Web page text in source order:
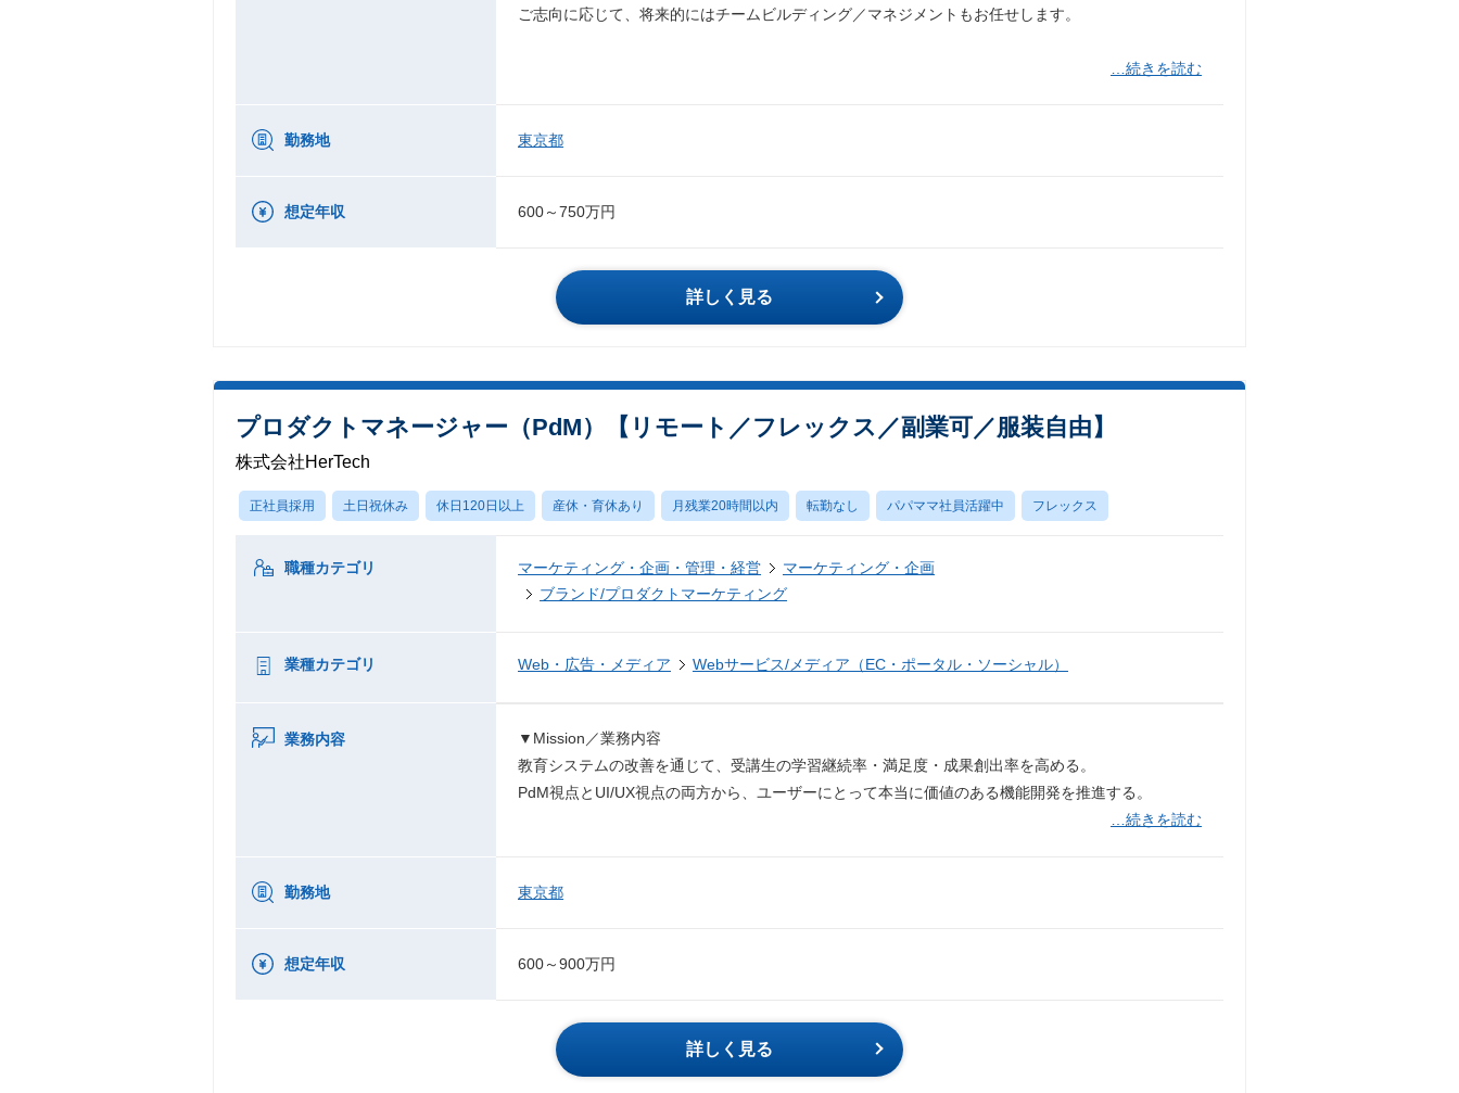
ご志向に応じて、将来的にはチームビルディング／マネジメントもお任せします。
…続きを読む
勤務地 東京都
想定年収 600～750万円
詳しく見る
プロダクトマネージャー（PdM）【リモート／フレックス／副業可／服装自由】
株式会社HerTech
正社員採用 土日祝休み 休日120日以上 産休・育休あり 月残業20時間以内 転勤なし パパママ社員活躍中 フレックス
職種カテゴリ マーケティング・企画・管理・経営
マーケティング・企画
ブランド/プロダクトマーケティング
業種カテゴリ Web・広告・メディア Webサービス/メディア（EC・ポータル・ソーシャル）
業務内容
▼Mission／業務内容
教育システムの改善を通じて、受講生の学習継続率・満足度・成果創出率を高める。
PdM視点とUI/UX視点の両方から、ユーザーにとって本当に価値のある機能開発を推進する。
…続きを読む
勤務地 東京都
想定年収 600～900万円
詳しく見る